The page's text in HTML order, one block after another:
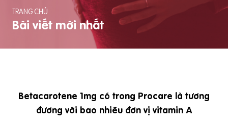
TRANG CHỦ
Bài viết mới nhất
Betacarotene 1mg có trong Procare là tương
đương với bao nhiêu đơn vị vitamin A